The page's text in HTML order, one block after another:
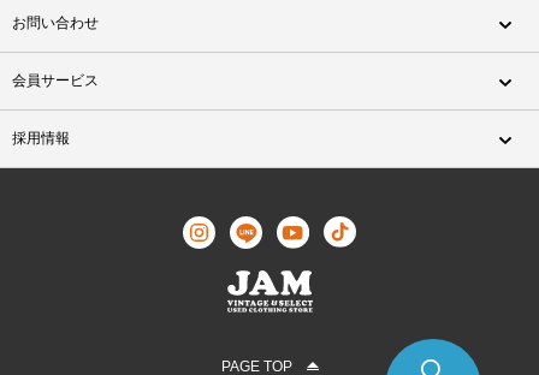
お問い合わせ
会員サービス
採用情報
PAGE TOP